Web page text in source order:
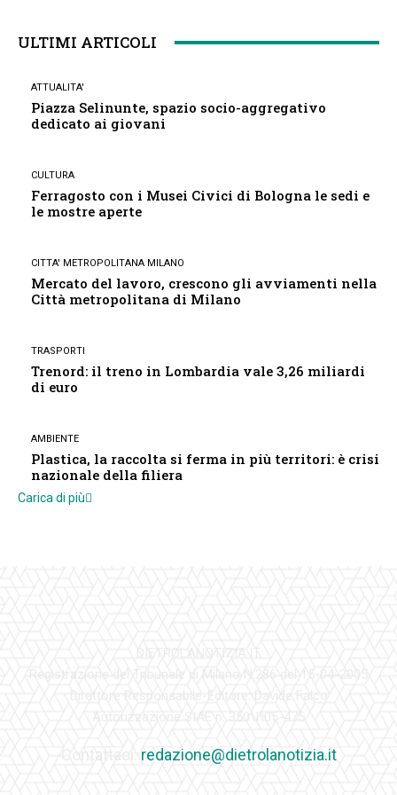
ULTIMI ARTICOLI
ATTUALITA'
Piazza Selinunte, spazio socio-aggregativo
dedicato ai giovani
CULTURA
Ferragosto con i Musei Civici di Bologna le sedi e
le mostre aperte
CITTA' METROPOLITANA MILANO
Mercato del lavoro, crescono gli avviamenti nella
Città metropolitana di Milano
TRASPORTI
Trenord: il treno in Lombardia vale 3,26 miliardi
di euro
AMBIENTE
Plastica, la raccolta si ferma in più territori: è crisi
nazionale della filiera
Carica di più
redazione@dietrolanotizia.it